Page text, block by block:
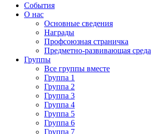
События
О нас
Основные сведения
Награды
Профсоюзная страничка
Предметно-развивающая среда
Группы
Все группы вместе
Группа 1
Группа 2
Группа 3
Группа 4
Группа 5
Группа 6
Группа 7